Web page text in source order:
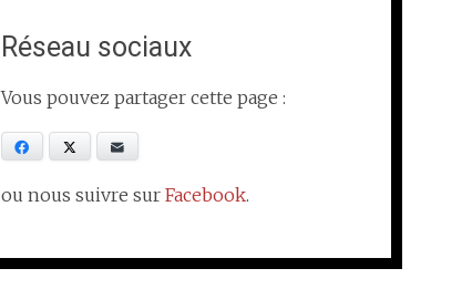
Réseau sociaux
Vous pouvez partager cette page :
Facebook
ou nous suivre surFacebook.